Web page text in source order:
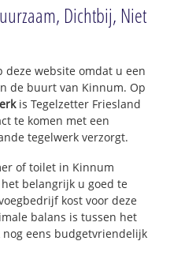
Dichtbij, Niet
website omdat u een
de buurt van Kinnum. Op
is Tegelzetter Friesland
te komen met een
tegelwerk verzorgt.
of toilet in Kinnum
belangrijk u goed te
kost voor deze
balans is tussen het
eens budgetvriendelijk